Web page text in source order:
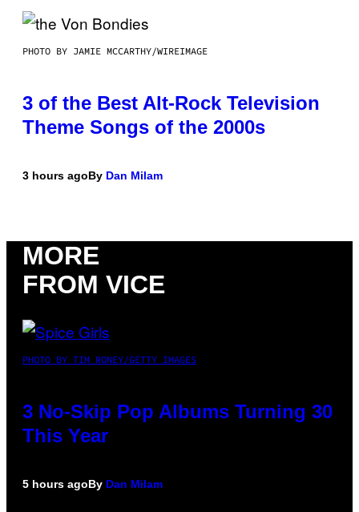
PHOTO BY JAMIE MCCARTHY/WIREIMAGE
3 of the Best Alt-Rock Television
Theme Songs of the 2000s
3 hours agoBy Dan Milam
MORE
FROM VICE
PHOTO BY TIM RONEY/GETTY IMAGES
3 No-Skip Pop Albums Turning 30
This Year
5 hours agoBy Dan Milam